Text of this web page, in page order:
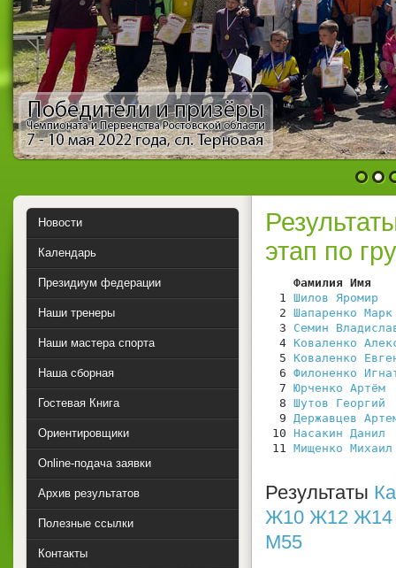
1 2
этап по
Фамилия Имя
  1
Шилов Яромир
  2
Шапаренко Марк
  3
Семин
  4
Коваленко
  5
Коваленко
  6
Филоненко
  7
Юрченко Артём
  8
Шутов Георгий
  9
Державцев
10 Насакин Данил
11 Мищенко Михаил
Результаты
Ж10 Ж12 Ж14
М55
Новости
Календарь
Президиум федерации
Наши тренеры
Наши мастера спорта
Наша сборная
Гостевая Книга
Ориентировщики
Online-подача заявки
Архив результатов
Полезные ссылки
Контакты